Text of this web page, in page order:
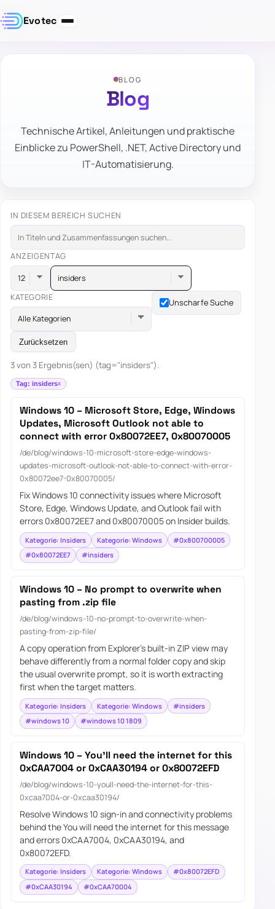
Evotec
BLOG
Blog
Technische Artikel, Anleitungen und praktische
Einblicke zu PowerShell, .NET, Active Directory und
IT-Automatisierung.
IN DIESEM BEREICH SUCHEN
ANZEIGENTAG
insiders
KATEGORIE
Alle Kategorien
Unscharfe Suche
Zurücksetzen
3 von 3 Ergebnis(sen) (tag="insiders").
Tag: insiders
Windows 10 – Microsoft Store, Edge, Windows
Updates, Microsoft Outlook not able to
connect with error 0x80072EE7, 0x80070005
/de/blog/windows-10-microsoft-store-edge-windows-
updates-microsoft-outlook-not-able-to-connect-with-error-
0x80072ee7-0x80070005/
Fix Windows 10 connectivity issues where Microsoft
Store, Edge, Windows Update, and Outlook fail with
errors 0x80072EE7 and 0x80070005 on Insider builds.
Kategorie: Insiders Kategorie: Windows
#0x800700005
#0x80072EE7
#insiders
Windows 10 – No prompt to overwrite when
pasting from .zip file
/de/blog/windows-10-no-prompt-to-overwrite-when-
pasting-from-zip-file/
A copy operation from Explorer's built-in ZIP view may
behave differently from a normal folder copy and skip
the usual overwrite prompt, so it is worth extracting
first when the target matters.
Kategorie: Insiders Kategorie: Windows
#insiders
#windows 10
#windows 10 1809
Windows 10 – You’ll need the internet for this
0xCAA7004 or 0xCAA30194 or 0x80072EFD
/de/blog/windows-10-youll-need-the-internet-for-this-
0xcaa7004-or-0xcaa30194/
Resolve Windows 10 sign-in and connectivity problems
behind the You will need the internet for this message
and errors 0xCAA7004, 0xCAA30194, and
0x80072EFD.
Kategorie: Insiders Kategorie: Windows
#0x80072EFD
#0xCAA30194
#0xCAA70004